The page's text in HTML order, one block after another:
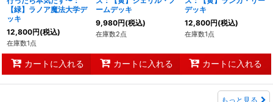
【緑】ラノア魔法大学デ
ッキ
12,800円(税込)
在庫数1点
カートに入れる
ームデッキ
9,980円(税込)
在庫数2点
カートに入れる
デッキ
12,800円(税込)
在庫数1点
カートに入れる
もっと見る